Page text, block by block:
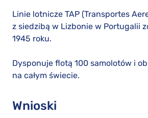
Linie lotnicze TAP (Transportes
z siedzibą w Lizbonie w Portugalii
1945 roku.
Dysponuje flotą 100 samolotów i
na całym świecie.
Wnioski